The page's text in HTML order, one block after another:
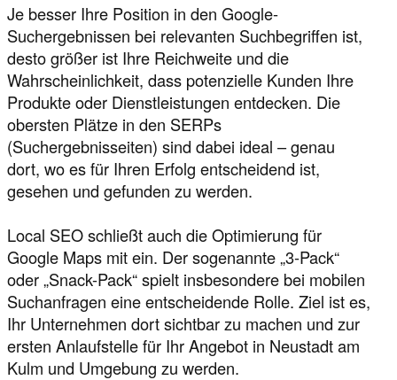
Je besser Ihre Position in den Google-
Suchergebnissen bei relevanten Suchbegriffen ist,
desto größer ist Ihre Reichweite und die
Wahrscheinlichkeit, dass potenzielle Kunden Ihre
Produkte oder Dienstleistungen entdecken. Die
obersten Plätze in den SERPs
(Suchergebnisseiten) sind dabei ideal – genau
dort, wo es für Ihren Erfolg entscheidend ist,
gesehen und gefunden zu werden.
Local SEO schließt auch die Optimierung für
Google Maps mit ein. Der sogenannte „3-Pack“
oder „Snack-Pack“ spielt insbesondere bei mobilen
Suchanfragen eine entscheidende Rolle. Ziel ist es,
Ihr Unternehmen dort sichtbar zu machen und zur
ersten Anlaufstelle für Ihr Angebot in Neustadt am
Kulm und Umgebung zu werden.